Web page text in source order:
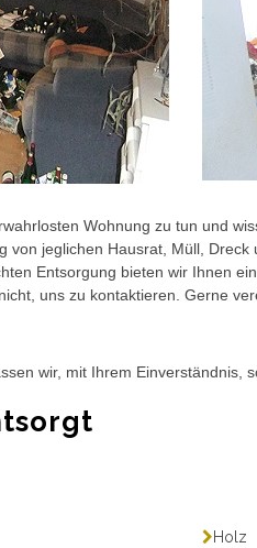
Wohnung zu tun und
von jeglichen Hausrat, Müll,
Entsorgung bieten wir Ihnen
uns zu kontaktieren. Gerne
wir, mit Ihrem Einverständnis,
Holz